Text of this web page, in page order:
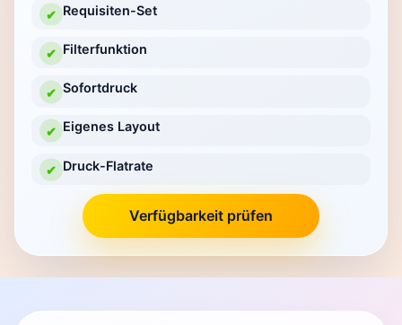
✔ Requisiten-Set
✔ Filterfunktion
✔ Sofortdruck
✔ Eigenes Layout
✔ Druck-Flatrate
Verfügbarkeit prüfen